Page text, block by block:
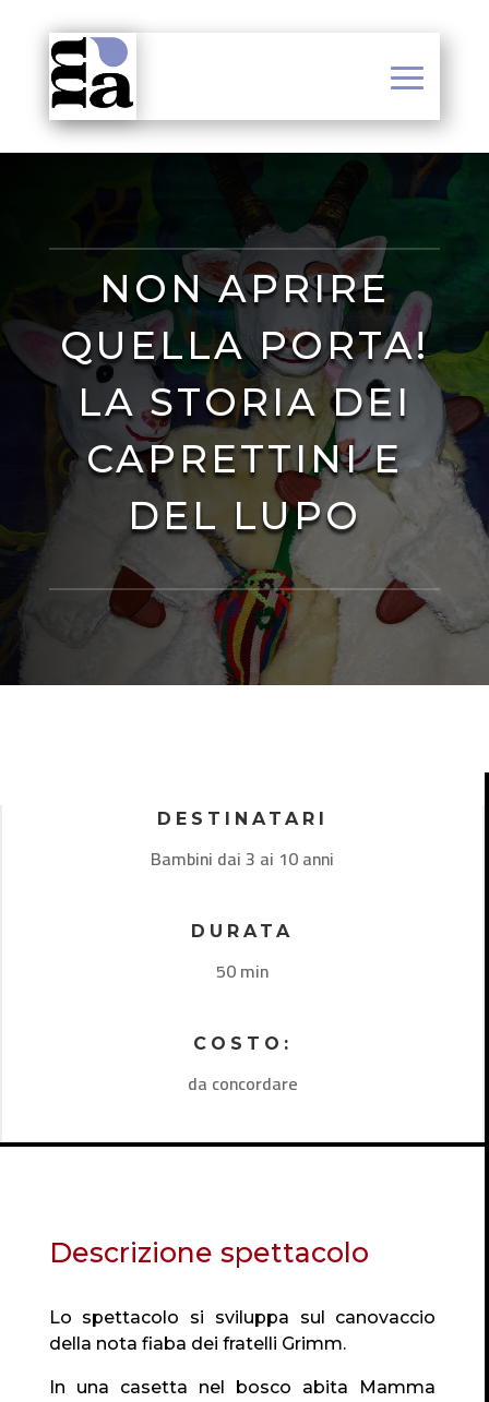
NON APRIRE
QUELLA PORTA!
LA STORIA DEI
CAPRETTINI E
DEL LUPO
DESTINATARI
Bambini dai 3 ai 10 anni
DURATA
50 min
COSTO:
da concordare
Descrizione spettacolo
Lo spettacolo si sviluppa sul canovaccio
della nota fiaba dei fratelli Grimm.
In una casetta nel bosco abita Mamma